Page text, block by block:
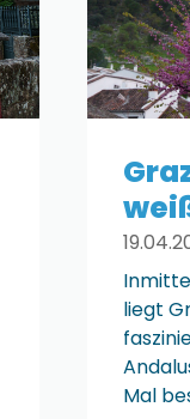
liegt
Mal